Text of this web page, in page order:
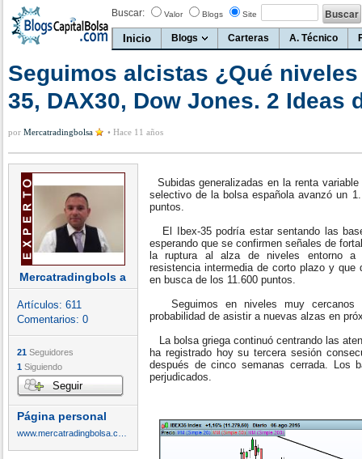
Buscar: Valor Blogs Site
Inicio Blogs Carteras A. Técnico
Seguimos alcistas ¿Qué
35, DAX30, Dow Jones. 2 Ideas
por Mercatradingbolsa • Hace 11 años
Mercatradingbols a
Artículos: 611
Comentarios: 0
21 Seguidores
1 Siguiendo
Seguir
Página personal
Subidas generalizadas en la renta
selectivo de la bolsa española avanzó un
puntos.
El Ibex-35 podría estar sentando las
esperando que se confirmen señales de
la ruptura al alza de niveles entorno a
resistencia intermedia de corto plazo y
en busca de los 11.600 puntos.
Seguimos en niveles muy cercanos
probabilidad de asistir a nuevas alzas en
La bolsa griega continuó centrando las
ha registrado hoy su tercera sesión
después de cinco semanas cerrada. Los
perjudicados.